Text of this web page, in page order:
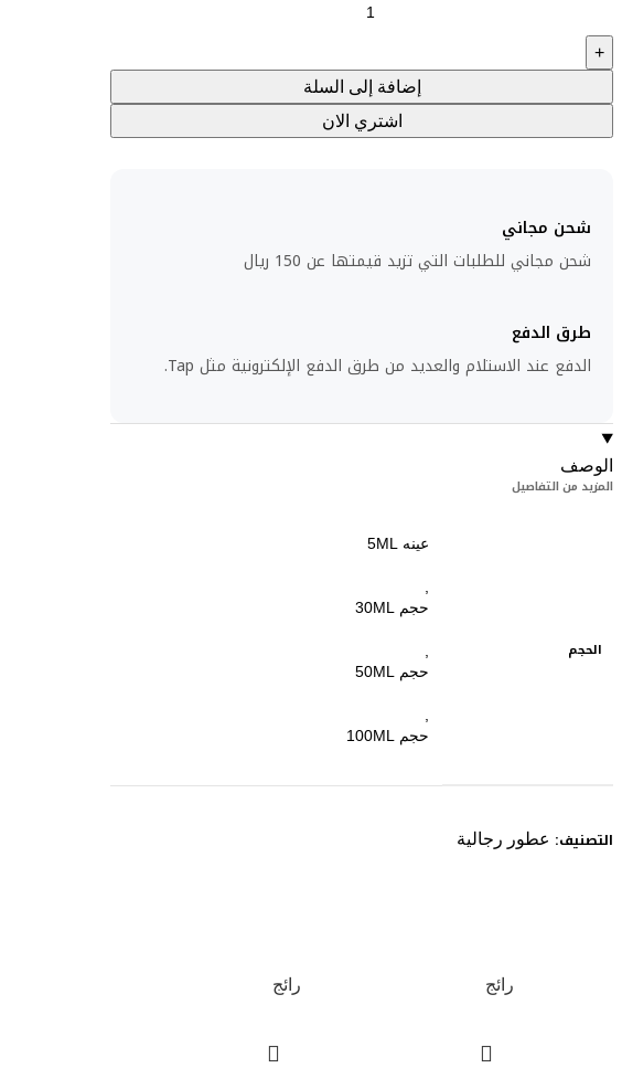
إضافة إلى السلة
اشتري الان
شحن مجاني
شحن مجاني للطلبات التي تزيد قيمتها عن 150 ريال
طرق الدفع
الدفع عند الاستلام والعديد من طرق الدفع الإلكترونية مثل Tap.
الوصف
المزيد من التفاصيل
الحجم
عينه 5ML
,
حجم 30ML
,
حجم 50ML
,
حجم 100ML
التصنيف: عطور رجالية
رائج رائج